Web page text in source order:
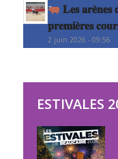
𝐋𝐞𝐬 𝐚𝐫𝐞̀𝐧𝐞𝐬
𝐩𝐫𝐞𝐦𝐢𝐞̀𝐫𝐞𝐬
2 juin 2026 - 09:56
ESTIVALES